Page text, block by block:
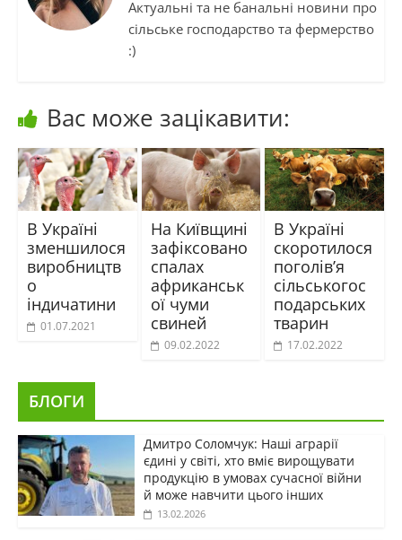
Актуальні та не банальні новини про
сільське господарство та фермерство
:)
Вас може зацікавити:
В Україні
зменшилося
виробництв
о
індичатини
01.07.2021
На Київщині
зафіксовано
спалах
африканськ
ої чуми
свиней
09.02.2022
В Україні
скоротилося
поголів’я
сільськогос
подарських
тварин
17.02.2022
БЛОГИ
Дмитро Соломчук: Наші аграрії
єдині у світі, хто вміє вирощувати
продукцію в умовах сучасної війни
й може навчити цього інших
13.02.2026